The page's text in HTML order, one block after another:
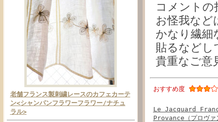
老舗フランス製刺繍レースのカフェカーテ
ン<シャンパンフラワーフラワー/ナチュ
ラル>
コメント
お怪我など
かなり繊細
貼るなどし
貴重なご意
おすすめ度
Le Jacquard
Provance（プロヴァ